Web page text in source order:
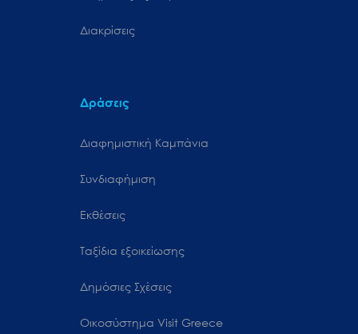
Διακρίσεις
Δράσεις
Διαφημιστική Καμπάνια
Συνδιαφήμιση
Εκθέσεις
Ταξίδια εξοικείωσης
Δημόσιες Σχέσεις
Oικοσύστημα Visit Greece